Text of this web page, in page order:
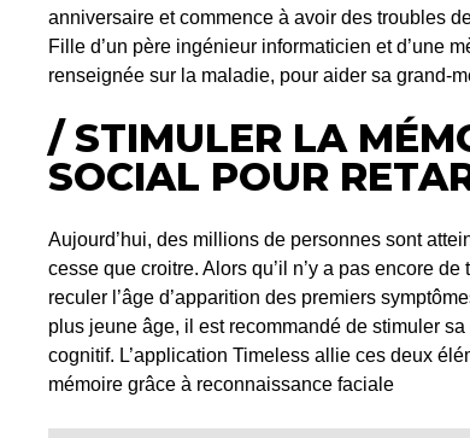
anniversaire et commence à avoir des troubles
Fille d’un père ingénieur informaticien et d’une
renseignée sur la maladie, pour aider sa grand-
/ STIMULER LA
SOCIAL POUR
Aujourd’hui, des millions de personnes sont
cesse que croitre. Alors qu’il n’y a pas encore
reculer l’âge d’apparition des premiers
plus jeune âge, il est recommandé de stimuler
cognitif. L’application Timeless allie ces deux
mémoire grâce à reconnaissance faciale